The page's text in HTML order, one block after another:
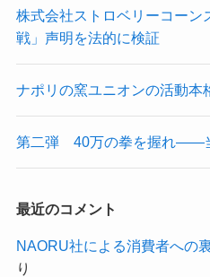
株式会社ストロベリーコーン
戦」声明を法的に検証
ナポリの窯ユニオンの活動本
第二弾 40万の拳を握れ——
最近のコメント
NAORU社による消費者への
り